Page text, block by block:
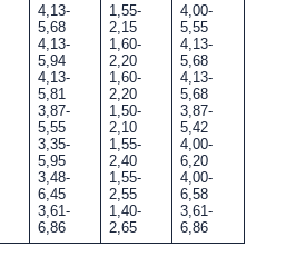
4,13-
5,68
4,13-
5,94
4,13-
5,81
3,87-
5,55
3,35-
5,95
3,48-
6,45
3,61-
6,86
1,55-
2,15
1,60-
2,20
1,60-
2,20
1,50-
2,10
1,55-
2,40
1,55-
2,55
1,40-
2,65
4,00-
5,55
4,13-
5,68
4,13-
5,68
3,87-
5,42
4,00-
6,20
4,00-
6,58
3,61-
6,86